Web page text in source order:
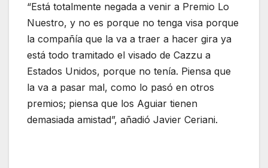
“Está totalmente negada a venir a Premio Lo
Nuestro, y no es porque no tenga visa porque
la compañía que la va a traer a hacer gira ya
está todo tramitado el visado de Cazzu a
Estados Unidos, porque no tenía. Piensa que
la va a pasar mal, como lo pasó en otros
premios; piensa que los Aguiar tienen
demasiada amistad”, añadió Javier Ceriani.